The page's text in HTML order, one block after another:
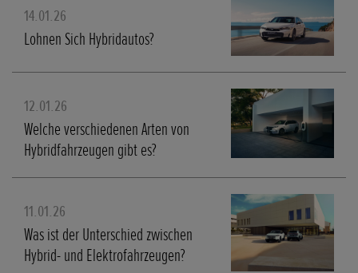
14.01.26
Lohnen Sich Hybridautos?
12.01.26
Welche verschiedenen Arten von
Hybridfahrzeugen gibt es?
11.01.26
Was ist der Unterschied zwischen
Hybrid- und Elektrofahrzeugen?